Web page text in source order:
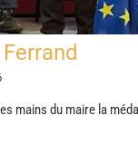
mains du maire la